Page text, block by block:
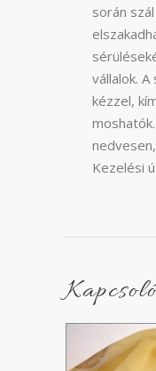
során
vállalok.
kézzel,
Kezelési